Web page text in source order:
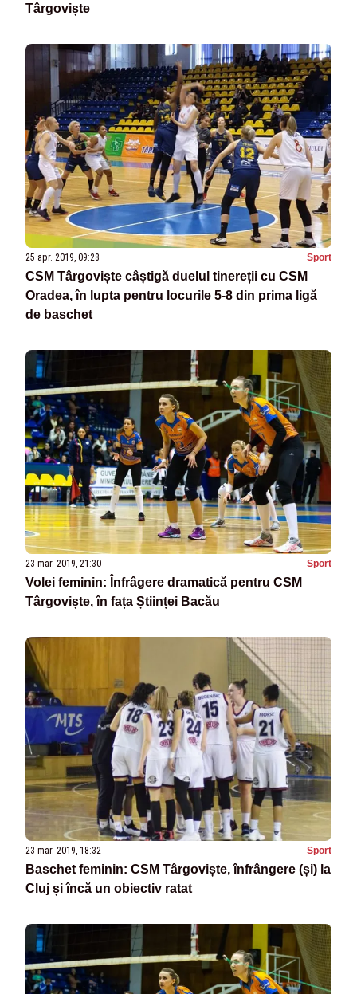
Târgoviște
25 apr. 2019, 09:28 Sport
CSM Târgoviște câștigă duelul tinereții cu CSM
Oradea, în lupta pentru locurile 5-8 din prima ligă
de baschet
23 mar. 2019, 21:30 Sport
Volei feminin: Înfrâgere dramatică pentru CSM
Târgoviște, în fața Științei Bacău
23 mar. 2019, 18:32 Sport
Baschet feminin: CSM Târgoviște, înfrângere (și) la
Cluj și încă un obiectiv ratat